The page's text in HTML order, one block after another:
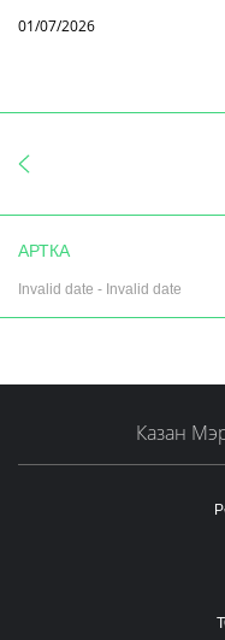
01/07/2026
АРТКА
Invalid date - Invalid date
Казан